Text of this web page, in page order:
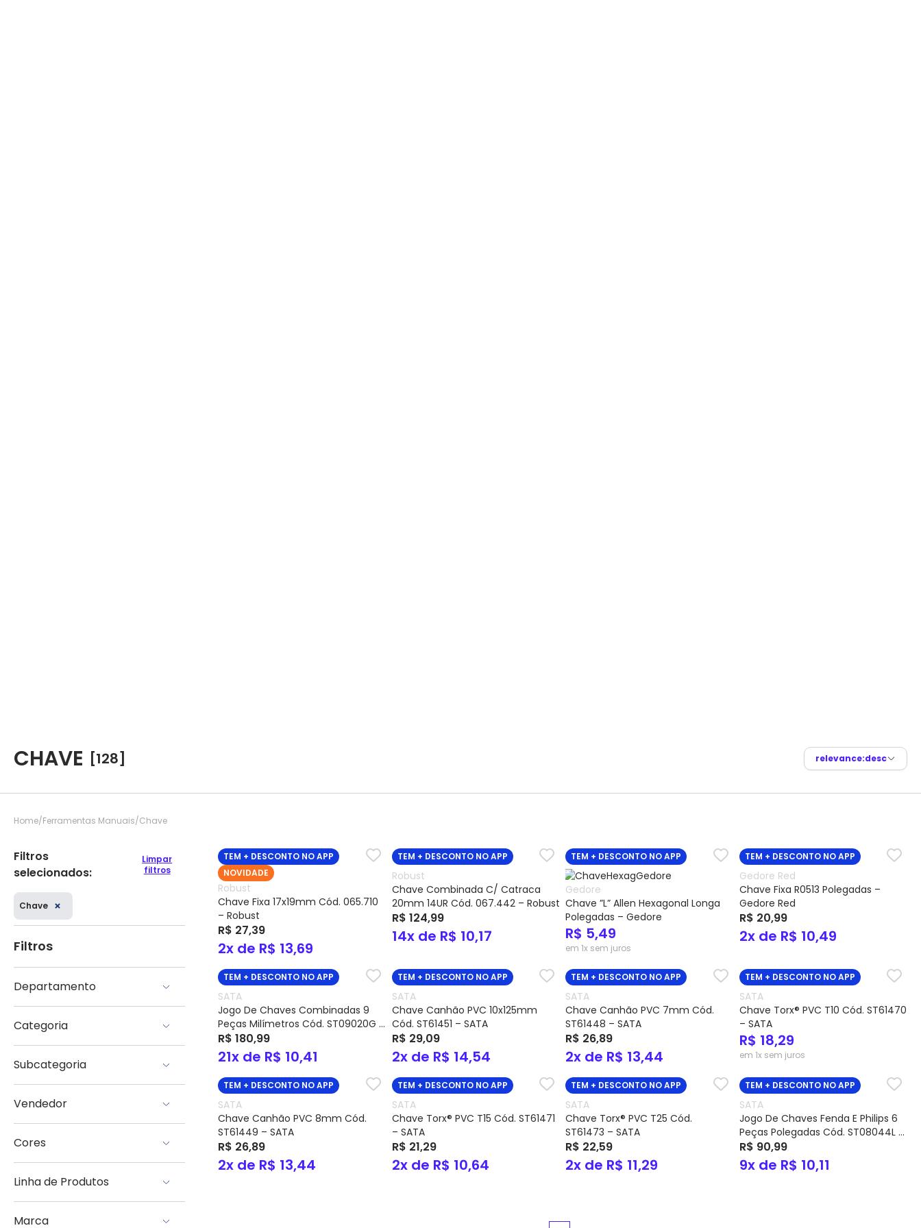
CHAVE [128] relevance:desc
Home Ferramentas Manuais Chave
Filtros
selecionados:
Limpar
filtros
Chave
Filtros
Departamento
Categoria
Acessório Ferramentas Manuais
Caixa para Ferramentas
Lima
Tesoura
Martelo
Bits
Trena
Escada
Subcategoria
Chave Combinada
Chave Hexagonal
Chave Phillips
Chave Canhão
Vendedor
Cores
Vermelho
Linha de Produtos
Gedore RED
Marca
TEM + DESCONTO NO APP
NOVIDADE
Robust
Chave Fixa 17x19mm Cód. 065.710
– Robust
R$ 27,39
2x de R$ 13,69
TEM + DESCONTO NO APP
Robust
Chave Combinada C/ Catraca
20mm 14UR Cód. 067.442 – Robust
R$ 124,99
14x de R$ 10,17
TEM + DESCONTO NO APP
Gedore
Chave ”L” Allen Hexagonal Longa
Polegadas – Gedore
R$ 5,49
em 1x sem juros
TEM + DESCONTO NO APP
Gedore Red
Chave Fixa R0513 Polegadas –
Gedore Red
R$ 20,99
2x de R$ 10,49
TEM + DESCONTO NO APP
SATA
Jogo De Chaves Combinadas 9
Peças Milímetros Cód. ST09020G –
SATA
R$ 180,99
21x de R$ 10,41
TEM + DESCONTO NO APP
SATA
Chave Canhão PVC 10x125mm
Cód. ST61451 – SATA
R$ 29,09
2x de R$ 14,54
TEM + DESCONTO NO APP
SATA
Chave Canhão PVC 7mm Cód.
ST61448 – SATA
R$ 26,89
2x de R$ 13,44
TEM + DESCONTO NO APP
SATA
Chave Torx® PVC T10 Cód. ST61470
– SATA
R$ 18,29
em 1x sem juros
TEM + DESCONTO NO APP
SATA
Chave Canhão PVC 8mm Cód.
ST61449 – SATA
R$ 26,89
2x de R$ 13,44
TEM + DESCONTO NO APP
SATA
Chave Torx® PVC T15 Cód. ST61471
– SATA
R$ 21,29
2x de R$ 10,64
TEM + DESCONTO NO APP
SATA
Chave Torx® PVC T25 Cód.
ST61473 – SATA
R$ 22,59
2x de R$ 11,29
TEM + DESCONTO NO APP
SATA
Jogo De Chaves Fenda E Philips 6
Peças Polegadas Cód. ST08044L –
SATA
R$ 90,99
9x de R$ 10,11